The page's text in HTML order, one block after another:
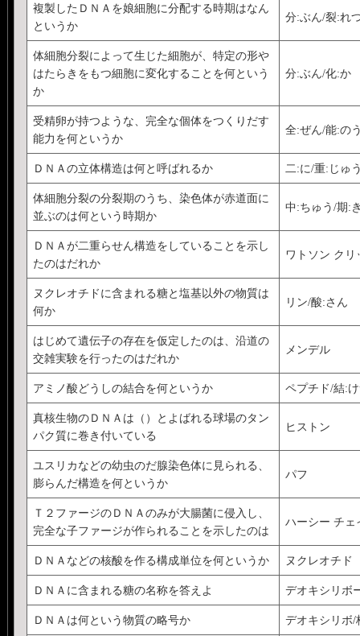
複製したＤＮＡを娘細胞に分配する時期はなん
というか
分:ぶん/裂:れ
体細胞分裂によって生じた細胞が、特定の形や
はたらきをもつ細胞に変化することを何という
か
分:ぶん/化:か
受精卵が持つような、完全な個体をつくりだす
能力を何というか
全:ぜん/能:の
ＤＮＡの立体構造は何と呼ばれるか 二:に/重:じゅ
体細胞分裂の分裂期のうち、染色体が赤道面に
並ぶのは何という時期か
中:ちゅう/期:
ＤＮＡが二重らせん構造をしていることを示し
たのはだれか
ワトソン クリ
ヌクレオチドに含まれる糖と塩基以外の物質は
何か
リン/酸:さん
はじめて遺伝子の存在を仮定したのは、沿道の
交雑実験を行ったのはだれか
メンデル
アミノ酸どうしの結合を何というか ペプチド/結:
真核生物のＤＮＡは（）とよばれる球場のタン
パク質に巻き付いている
ヒストン
ユスリカなどの幼虫のだ腺染色体に見られる、
膨らんだ構造を何というか
パフ
Ｔ２ファージのＤＮＡのみが大腸菌に侵入し、
完全な子ファージが作られることを示したのは
ハーシー チェ
ＤＮＡなどの核酸を作る構成単位を何というか ヌクレオチド
ＤＮＡに含まれる糖の名称を答えよ デオキシリボ
ＤＮＡは何という物質の略号か デオキシリボ/